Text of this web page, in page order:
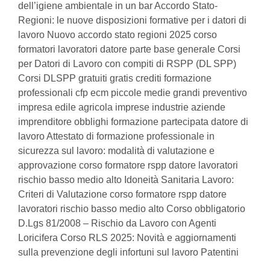
dell’igiene ambientale in un bar Accordo Stato-
Regioni: le nuove disposizioni formative per i datori di
lavoro Nuovo accordo stato regioni 2025 corso
formatori lavoratori datore parte base generale Corsi
per Datori di Lavoro con compiti di RSPP (DL SPP)
Corsi DLSPP gratuiti gratis crediti formazione
professionali cfp ecm piccole medie grandi preventivo
impresa edile agricola imprese industrie aziende
imprenditore obblighi formazione partecipata datore di
lavoro Attestato di formazione professionale in
sicurezza sul lavoro: modalità di valutazione e
approvazione corso formatore rspp datore lavoratori
rischio basso medio alto Idoneità Sanitaria Lavoro:
Criteri di Valutazione corso formatore rspp datore
lavoratori rischio basso medio alto Corso obbligatorio
D.Lgs 81/2008 – Rischio da Lavoro con Agenti
Loricifera Corso RLS 2025: Novità e aggiornamenti
sulla prevenzione degli infortuni sul lavoro Patentini